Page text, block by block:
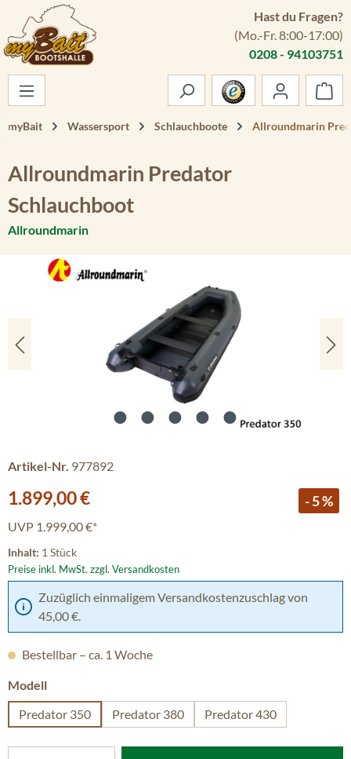
Zum Hauptinhalt springen
Hast du Fragen?
(Mo.-Fr. 8:00-17:00)
0208 - 94103751
myBait Wassersport Schlauchboote Allroundmarin
Allroundmarin Predator
Schlauchboot
Allroundmarin
Bildergalerie überspringen
Artikel-Nr. 977892
Verkaufspreis:
1.899,00 € - 5 %
UVP 1.999,00 €*
Inhalt: 1 Stück
Preise inkl. MwSt. zzgl. Versandkosten
Zuzüglich einmaligem Versandkostenzuschlag von
45,00 €.
Bestellbar – ca. 1 Woche
Modellauswählen
Predator 350
Predator 380 Predator 430